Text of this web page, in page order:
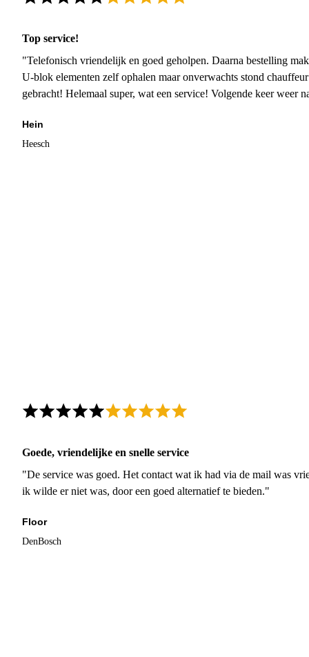
Top service!
"Telefonisch vriendelijk en goed geholpen. Daarna bestelling
U-blok elementen zelf ophalen maar onverwachts stond
gebracht! Helemaal super, wat een service! Volgende keer weer
Hein
Heesch
Goede, vriendelijke en snelle service
"De service was goed. Het contact wat ik had via de mail was
ik wilde er niet was, door een goed alternatief te bieden."
Floor
DenBosch